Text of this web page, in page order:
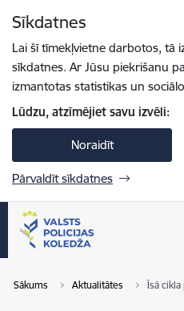
Sīkdatnes
Lai šī tīmekļvietne darbotos, tā
sīkdatnes. Ar Jūsu piekrišanu
izmantotas statistikas un
Lūdzu, atzīmējiet savu izvēli:
Noraidīt
Pārvaldīt sīkdatnes
Sākums Aktualitātes Īsā